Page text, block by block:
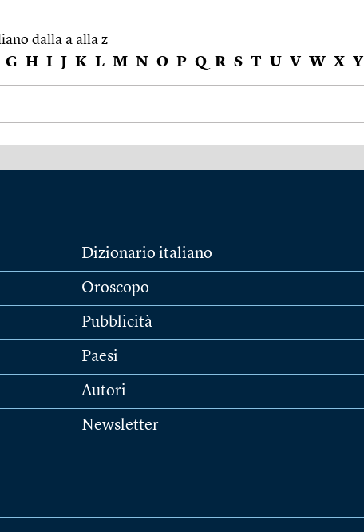
dalla a alla z
G H I J K L M N O P Q R S T U V W X Y
Dizionario italiano
Oroscopo
Pubblicità
Paesi
Autori
Newsletter